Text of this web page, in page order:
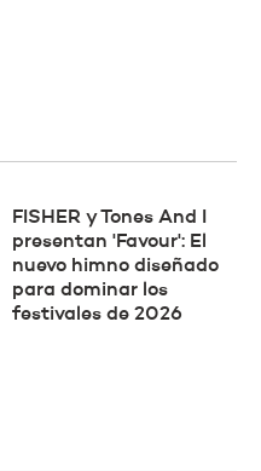
FISHER y Tones And I
presentan 'Favour': El
nuevo himno diseñado
para dominar los
festivales de 2026